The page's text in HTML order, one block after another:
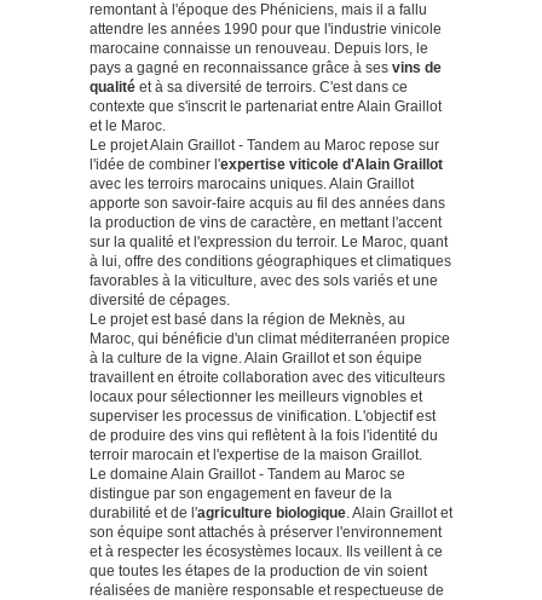
remontant à l'époque des Phéniciens, mais il a fallu
attendre les années 1990 pour que l'industrie vinicole
marocaine connaisse un renouveau. Depuis lors, le
pays a gagné en reconnaissance grâce à ses vins de
qualité et à sa diversité de terroirs. C'est dans ce
contexte que s'inscrit le partenariat entre Alain Graillot
et le Maroc.
Le projet Alain Graillot - Tandem au Maroc repose sur
l'idée de combiner l'expertise viticole d'Alain Graillot
avec les terroirs marocains uniques. Alain Graillot
apporte son savoir-faire acquis au fil des années dans
la production de vins de caractère, en mettant l'accent
sur la qualité et l'expression du terroir. Le Maroc, quant
à lui, offre des conditions géographiques et climatiques
favorables à la viticulture, avec des sols variés et une
diversité de cépages.
Le projet est basé dans la région de Meknès, au
Maroc, qui bénéficie d'un climat méditerranéen propice
à la culture de la vigne. Alain Graillot et son équipe
travaillent en étroite collaboration avec des viticulteurs
locaux pour sélectionner les meilleurs vignobles et
superviser les processus de vinification. L'objectif est
de produire des vins qui reflètent à la fois l'identité du
terroir marocain et l'expertise de la maison Graillot.
Le domaine Alain Graillot - Tandem au Maroc se
distingue par son engagement en faveur de la
durabilité et de l'agriculture biologique. Alain Graillot et
son équipe sont attachés à préserver l'environnement
et à respecter les écosystèmes locaux. Ils veillent à ce
que toutes les étapes de la production de vin soient
réalisées de manière responsable et respectueuse de